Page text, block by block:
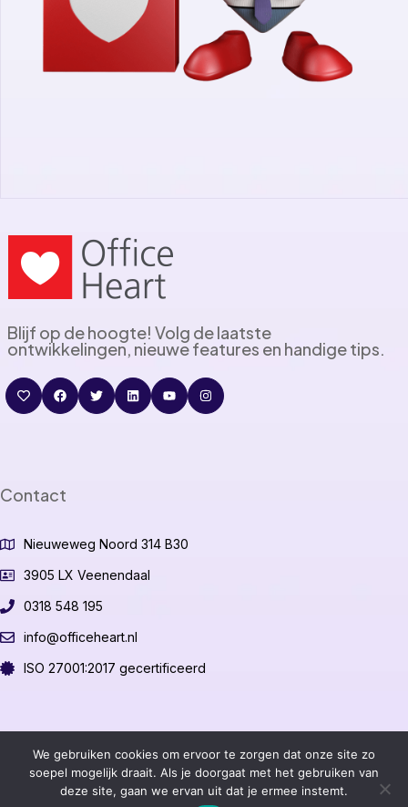
Blijf op de hoogte! Volg de laatste
ontwikkelingen, nieuwe features en handige tips.
Contact
Nieuweweg Noord 314 B30
3905 LX Veenendaal
0318 548 195
info@officeheart.nl
ISO 27001:2017 gecertificeerd
©2026 OfficeHeart B.V.
Algemene voorwaarden
We gebruiken cookies om ervoor te zorgen dat onze site zo
soepel mogelijk draait. Als je doorgaat met het gebruiken van
deze site, gaan we ervan uit dat je ermee instemt.